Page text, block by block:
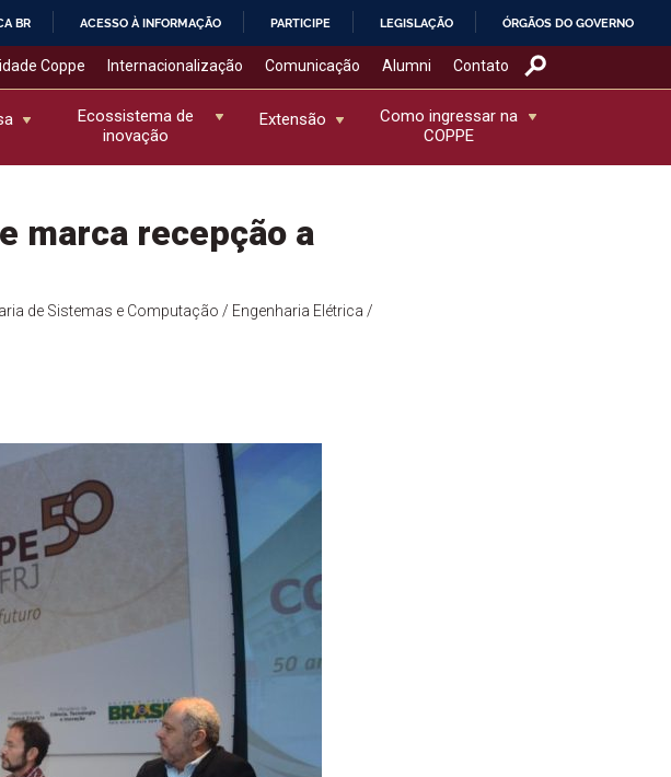
BR ACESSO À INFORMAÇÃO PARTICIPE LEGISLAÇÃO ÓRGÃOS DO GOVERNO
Coppe Internacionalização Comunicação Alumni Contato
Ecossistema de
inovação
Extensão
Como ingressar na
COPPE
marca recepção a
de Sistemas e Computação / Engenharia Elétrica /